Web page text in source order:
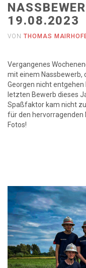
19.08.2023
VON THOMAS
Vergangenes
mit einem Nassbewerb,
Georgen nicht entgehen
letzten Bewerb dieses
Spaßfaktor kam nicht zu
für den hervorragenden
Fotos!